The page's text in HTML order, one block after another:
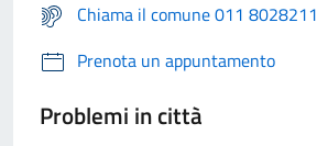
Chiama il comune 011 8028211
Prenota un appuntamento
Problemi in città